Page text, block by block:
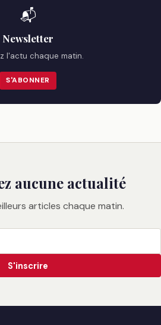
📬
Newsletter
l'actu chaque matin.
S'ABONNER
aucune actualité
articles chaque matin.
S'inscrire